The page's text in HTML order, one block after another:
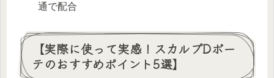
通で配合
【実際に使って実感！スカルプDボー
テのおすすめポイント5選】